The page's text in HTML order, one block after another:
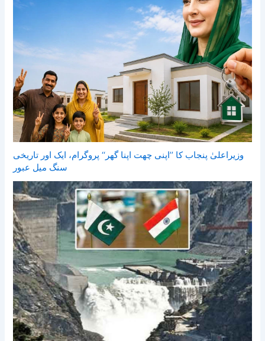
وزیراعلیٰ پنجاب کا ’’اپنی چھت اپنا گھر‘‘ پروگرام، ایک اور تاریخی
سنگ میل عبور